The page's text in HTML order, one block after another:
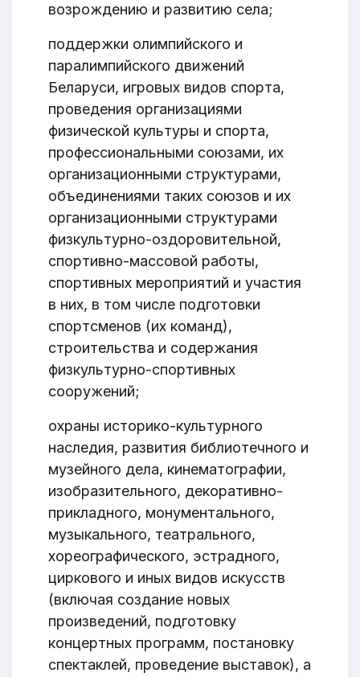
возрождению и развитию села;
поддержки олимпийского и
паралимпийского движений
Беларуси, игровых видов спорта,
проведения организациями
физической культуры и спорта,
профессиональными союзами, их
организационными структурами,
объединениями таких союзов и их
организационными структурами
физкультурно-оздоровительной,
спортивно-массовой работы,
спортивных мероприятий и участия
в них, в том числе подготовки
спортсменов (их команд),
строительства и содержания
физкультурно-спортивных
сооружений;
охраны историко-культурного
наследия, развития библиотечного и
музейного дела, кинематографии,
изобразительного, декоративно-
прикладного, монументального,
музыкального, театрального,
хореографического, эстрадного,
циркового и иных видов искусств
(включая создание новых
произведений, подготовку
концертных программ, постановку
спектаклей, проведение выставок), а